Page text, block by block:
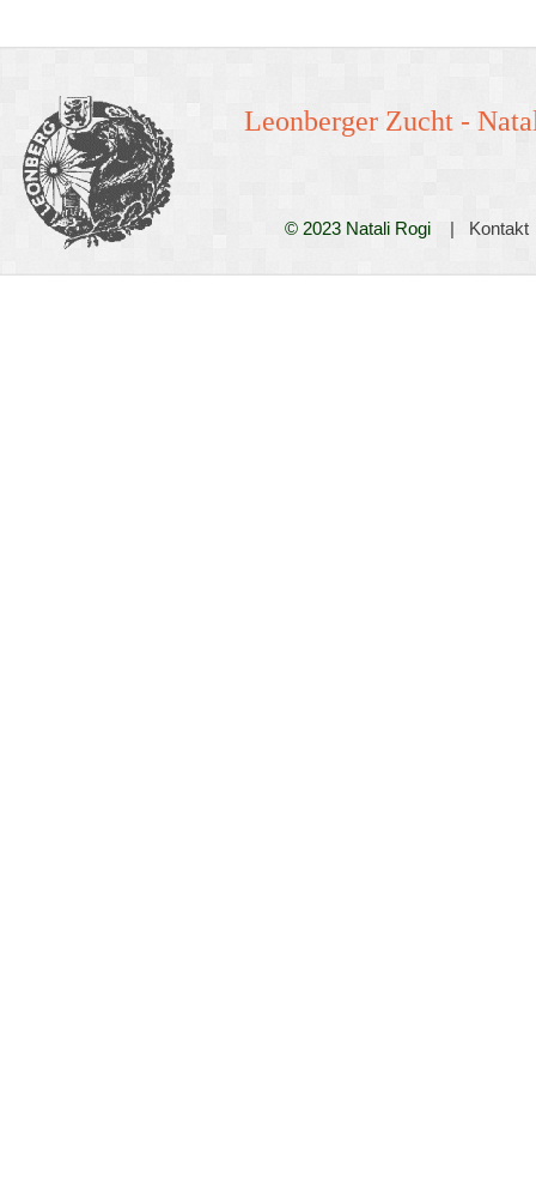
Leonberger Zucht -
© 2023 Natali Rogi Kontakt